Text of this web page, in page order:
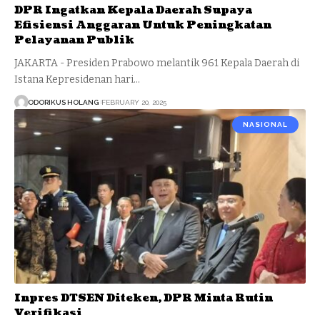
DPR Ingatkan Kepala Daerah Supaya
Efisiensi Anggaran Untuk Peningkatan
Pelayanan Publik
JAKARTA - Presiden Prabowo melantik 961 Kepala Daerah di
Istana Kepresidenan hari…
ODORIKUS HOLANG FEBRUARY 20, 2025
NASIONAL
Inpres DTSEN Diteken, DPR Minta Rutin